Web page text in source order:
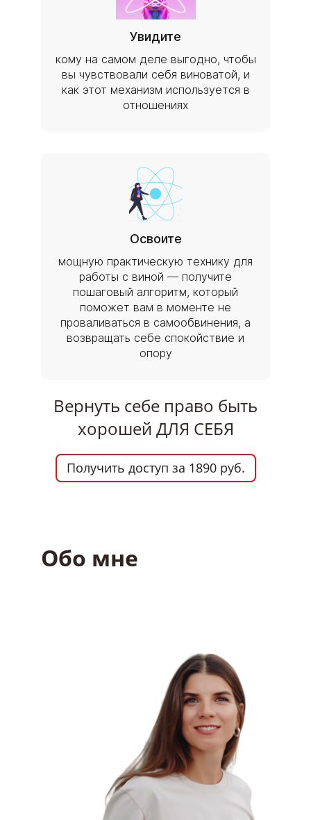
Увидите
кому на самом деле выгодно, чтобы
вы чувствовали себя виноватой, и
как этот механизм используется в
отношениях
Освоите
мощную практическую технику для
работы с виной — получите
пошаговый алгоритм, который
поможет вам в моменте не
проваливаться в самообвинения, а
возвращать себе спокойствие и
опору
Вернуть себе право быть
хорошей ДЛЯ СЕБЯ
Получить доступ за 1890 руб.
Обо мне